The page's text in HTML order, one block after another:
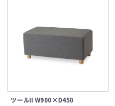
ツールII W900×D450